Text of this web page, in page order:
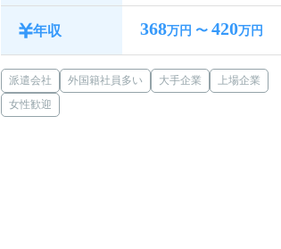
年収 368万円 〜 420万円
派遣会社 外国籍社員多い 大手企業
上場企業
女性歓迎